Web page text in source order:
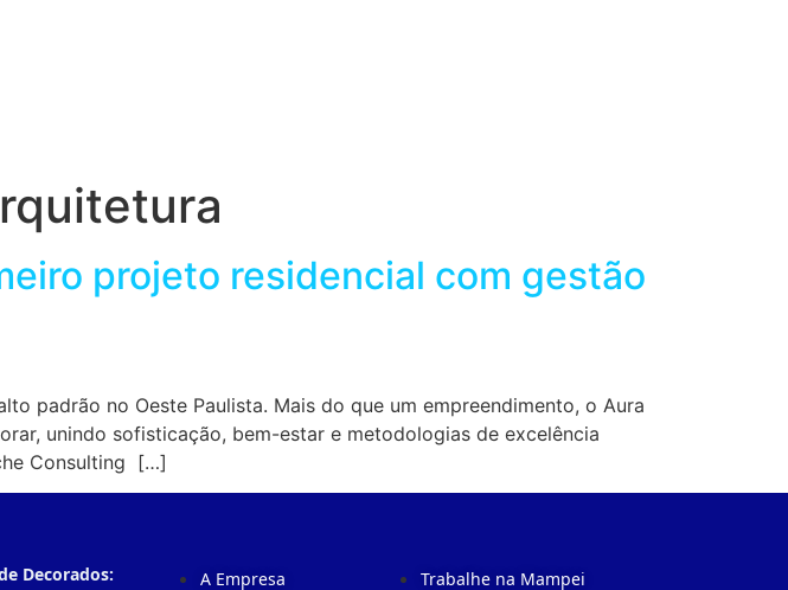
projeto residencial com gestão
padrão no Oeste Paulista. Mais do que um empreendimento, o Aura
unindo sofisticação, bem-estar e metodologias de excelência
Consulting […]
Decorados:
A Empresa Trabalhe na Mampei